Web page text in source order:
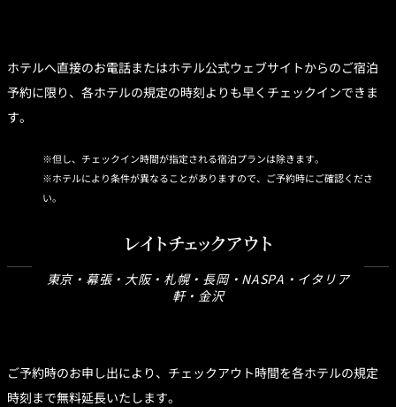
ホテルへ直接のお電話またはホテル公式ウェブサイトからのご宿泊
予約に限り、各ホテルの規定の時刻よりも早くチェックインできま
す。
但し、チェックイン時間が指定される宿泊プランは除きます。
ホテルにより条件が異なることがありますので、ご予約時にご確認くださ
い。
レイトチェックアウト
東京・幕張・大阪・札幌・長岡・NASPA・イタリア
軒・金沢
ご予約時のお申し出により、チェックアウト時間を各ホテルの規定
時刻まで無料延長いたします。